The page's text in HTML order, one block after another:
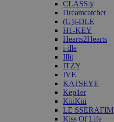
CLASS:y
Dreamcatcher
(G)I-DLE
H1-KEY
Hearts2Hearts
i-dle
Illit
ITZY
IVE
KATSEYE
Kep1er
KiiiKiii
LE SSERAFIM
Kiss Of Life